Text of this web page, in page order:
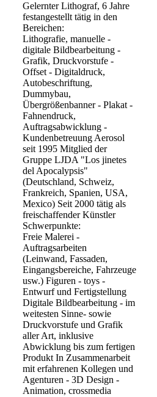
Gelernter Lithograf, 6 Jahre
festangestellt tätig in den
Bereichen:
Lithografie, manuelle -
digitale Bildbearbeitung -
Grafik, Druckvorstufe -
Offset - Digitaldruck,
Autobeschriftung,
Dummybau,
Übergrößenbanner - Plakat -
Fahnendruck,
Auftragsabwicklung -
Kundenbetreuung Aerosol
seit 1995 Mitglied der
Gruppe LJDA "Los jinetes
del Apocalypsis"
(Deutschland, Schweiz,
Frankreich, Spanien, USA,
Mexico) Seit 2000 tätig als
freischaffender Künstler
Schwerpunkte:
Freie Malerei -
Auftragsarbeiten
(Leinwand, Fassaden,
Eingangsbereiche, Fahrzeuge
usw.) Figuren - toys -
Entwurf und Fertigstellung
Digitale Bildbearbeitung - im
weitesten Sinne- sowie
Druckvorstufe und Grafik
aller Art, inklusive
Abwicklung bis zum fertigen
Produkt In Zusammenarbeit
mit erfahrenen Kollegen und
Agenturen - 3D Design -
Animation, crossmedia